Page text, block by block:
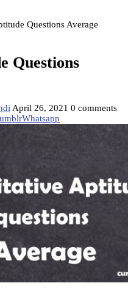
Questions Average
Questions
April 26, 2021 0 comments
Whatsapp